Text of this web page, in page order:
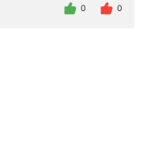
Выглядит
0 0